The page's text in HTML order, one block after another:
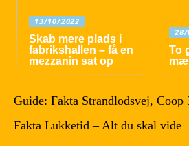
13/10/2022
Skab mere plads i
fabrikshallen – få en
mezzanin sat op
28/
To
Guide: Fakta Strandlodsvej, Coop
Fakta Lukketid – Alt du skal vide